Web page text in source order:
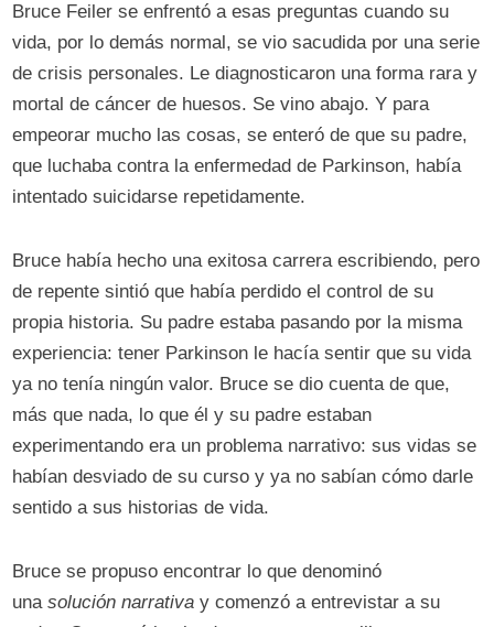
Bruce Feiler se enfrentó a esas preguntas cuando su
vida, por lo demás normal, se vio sacudida por una serie
de crisis personales. Le diagnosticaron una forma rara y
mortal de cáncer de huesos. Se vino abajo. Y para
empeorar mucho las cosas, se enteró de que su padre,
que luchaba contra la enfermedad de Parkinson, había
intentado suicidarse repetidamente.
Bruce había hecho una exitosa carrera escribiendo, pero
de repente sintió que había perdido el control de su
propia historia. Su padre estaba pasando por la misma
experiencia: tener Parkinson le hacía sentir que su vida
ya no tenía ningún valor. Bruce se dio cuenta de que,
más que nada, lo que él y su padre estaban
experimentando era un problema narrativo: sus vidas se
habían desviado de su curso y ya no sabían cómo darle
sentido a sus historias de vida.
Bruce se propuso encontrar lo que denominó
unasolución narrativa y comenzó a entrevistar a su